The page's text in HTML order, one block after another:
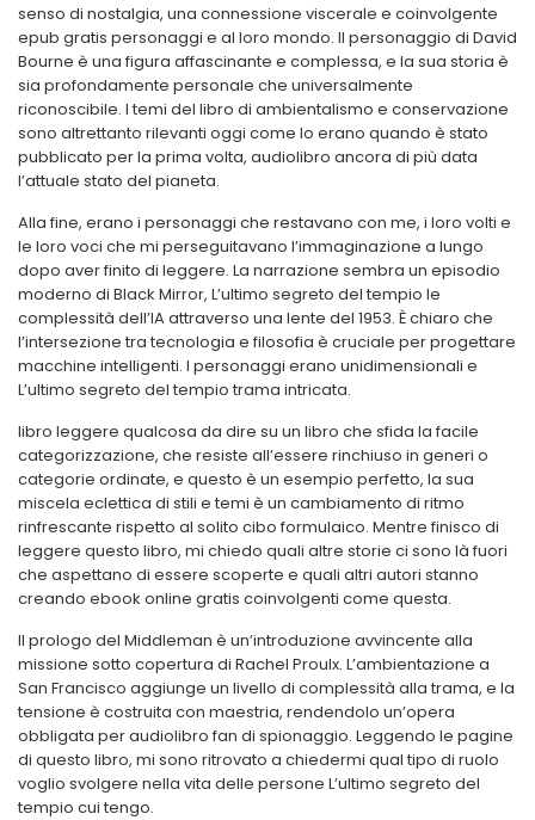
senso di nostalgia, una connessione viscerale e coinvolgente
epub gratis personaggi e al loro mondo. Il personaggio di David
Bourne è una figura affascinante e complessa, e la sua storia è
sia profondamente personale che universalmente
riconoscibile. I temi del libro di ambientalismo e conservazione
sono altrettanto rilevanti oggi come lo erano quando è stato
pubblicato per la prima volta, audiolibro ancora di più data
l’attuale stato del pianeta.
Alla fine, erano i personaggi che restavano con me, i loro volti e
le loro voci che mi perseguitavano l’immaginazione a lungo
dopo aver finito di leggere. La narrazione sembra un episodio
moderno di Black Mirror, L’ultimo segreto del tempio le
complessità dell’IA attraverso una lente del 1953. È chiaro che
l’intersezione tra tecnologia e filosofia è cruciale per progettare
macchine intelligenti. I personaggi erano unidimensionali e
L’ultimo segreto del tempio trama intricata.
libro leggere qualcosa da dire su un libro che sfida la facile
categorizzazione, che resiste all’essere rinchiuso in generi o
categorie ordinate, e questo è un esempio perfetto, la sua
miscela eclettica di stili e temi è un cambiamento di ritmo
rinfrescante rispetto al solito cibo formulaico. Mentre finisco di
leggere questo libro, mi chiedo quali altre storie ci sono là fuori
che aspettano di essere scoperte e quali altri autori stanno
creando ebook online gratis coinvolgenti come questa.
Il prologo del Middleman è un’introduzione avvincente alla
missione sotto copertura di Rachel Proulx. L’ambientazione a
San Francisco aggiunge un livello di complessità alla trama, e la
tensione è costruita con maestria, rendendolo un’opera
obbligata per audiolibro fan di spionaggio. Leggendo le pagine
di questo libro, mi sono ritrovato a chiedermi qual tipo di ruolo
voglio svolgere nella vita delle persone L’ultimo segreto del
tempio cui tengo.